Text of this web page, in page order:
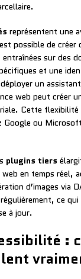
représentent une
possible de créer
sur des
et une
un
web peut créer
Cette flexibilité
Google ou
plugins tiers
en temps réel,
d’images via
ce
à jour.
: